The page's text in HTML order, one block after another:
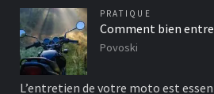
PRATIQUE
Comment bien
Povoski
L’entretien de votre moto est